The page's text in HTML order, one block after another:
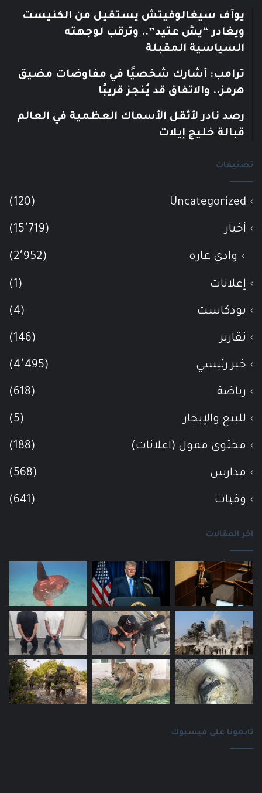
يوآف سيغالوفيتش يستقيل من الكنيست
ويغادر “يش عتيد”.. وترقب لوجهته
السياسية المقبلة
ترامب: أشارك شخصيًا في مفاوضات مضيق
هرمز.. والاتفاق قد يُنجز قريبًا
رصد نادر لأثقل الأسماك العظمية في العالم
قبالة خليج إيلات
تصنيفات
Uncategorized
(120)
أخبار (15٬719)
وادي عاره (2٬952)
إعلانات (1)
بودكاست (4)
تقارير (146)
خبر رئيسي (4٬495)
رياضة (618)
للبيع والإيجار (5)
محتوى ممول (اعلانات) (188)
مدارس (568)
وفيات (641)
اخر المقالات
تابعونا على فيسبوك